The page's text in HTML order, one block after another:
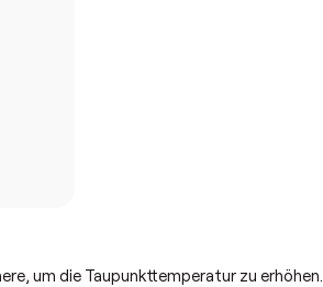
um die Taupunkttemperatur zu erhöhen.